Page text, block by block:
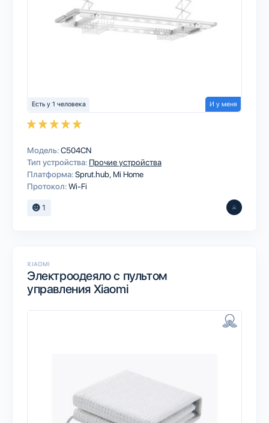
Есть у 1 человека И у меня
Модель:C504CN
Тип устройства: Прочие устройства
Платформа:Sprut.hub Mi Home
Протокол:Wi-Fi
1
XIAOMI
Электроодеяло с пультом
управления Xiaomi